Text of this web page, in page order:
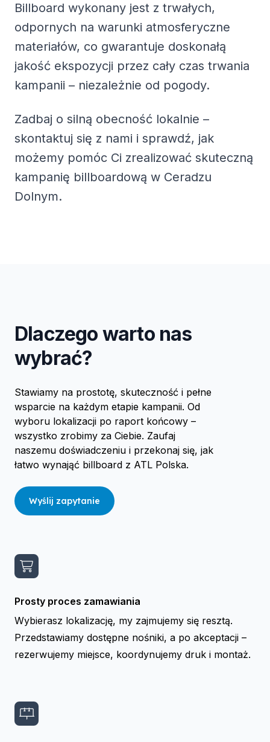
Billboard wykonany jest z trwałych,
odpornych na warunki atmosferyczne
materiałów, co gwarantuje doskonałą
jakość ekspozycji przez cały czas trwania
kampanii – niezależnie od pogody.
Zadbaj o silną obecność lokalnie –
skontaktuj się z nami i sprawdź, jak
możemy pomóc Ci zrealizować skuteczną
kampanię billboardową w Ceradzu
Dolnym.
Dlaczego warto nas
wybrać?
Stawiamy na prostotę, skuteczność i pełne
wsparcie na każdym etapie kampanii. Od
wyboru lokalizacji po raport końcowy –
wszystko zrobimy za Ciebie. Zaufaj
naszemu doświadczeniu i przekonaj się, jak
łatwo wynająć billboard z ATL Polska.
Wyślij zapytanie
Prosty proces zamawiania
Wybierasz lokalizację, my zajmujemy się resztą.
Przedstawiamy dostępne nośniki, a po akceptacji –
rezerwujemy miejsce, koordynujemy druk i montaż.